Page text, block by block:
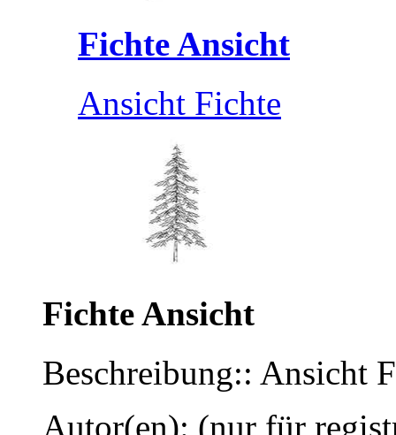
Fichte Ansicht
Ansicht Fichte
Fichte Ansicht
Beschreibung:: Ansicht
Autor(en): (nur für